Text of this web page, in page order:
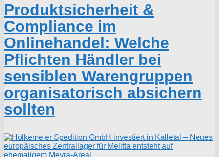
Produktsicherheit &
Compliance im
Onlinehandel: Welche
Pflichten Händler bei
sensiblen Warengruppen
organisatorisch absichern
sollten